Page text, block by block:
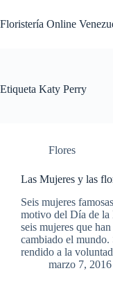
Floristería Online
Etiqueta Katy Perry
Flores
Las Mujeres y las
Seis mujeres
motivo del Día de la
seis mujeres que
cambiado el mundo.
rendido a la
marzo 7, 2016